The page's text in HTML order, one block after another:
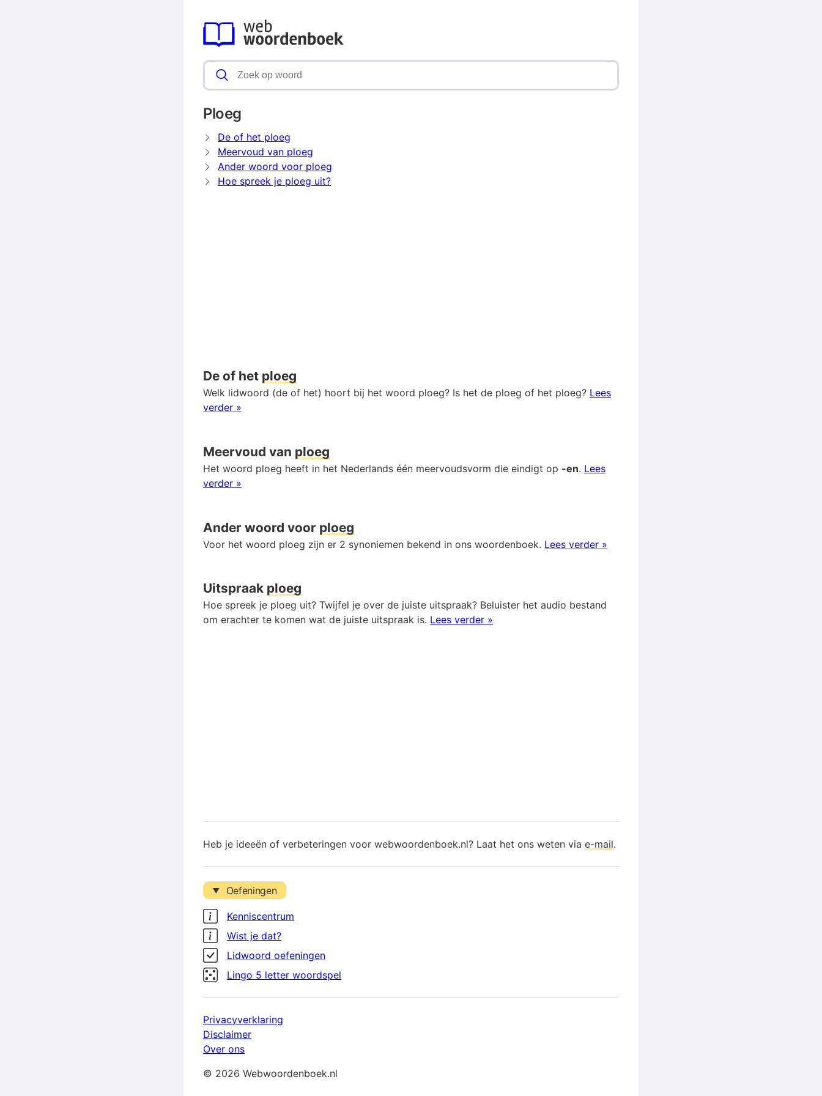
Ploeg
De of het ploeg
Meervoud van ploeg
Ander woord voor ploeg
Hoe spreek je ploeg uit?
De of het ploeg
Welk lidwoord (de of het) hoort bij het woord ploeg? Is het de ploeg of het ploeg? Lees
verder »
Meervoud van ploeg
Het woord ploeg heeft in het Nederlands één meervoudsvorm die eindigt op -en. Lees
verder »
Ander woord voor ploeg
Voor het woord ploeg zijn er 2 synoniemen bekend in ons woordenboek. Lees verder »
Uitspraak ploeg
Hoe spreek je ploeg uit? Twijfel je over de juiste uitspraak? Beluister het audio bestand
om erachter te komen wat de juiste uitspraak is. Lees verder »
Heb je ideeën of verbeteringen voor webwoordenboek.nl? Laat het ons weten via e-mail.
Oefeningen
Kenniscentrum
Wist je dat?
Lidwoord oefeningen
Lingo 5 letter woordspel
Privacyverklaring
Disclaimer
Over ons
© 2026 Webwoordenboek.nl